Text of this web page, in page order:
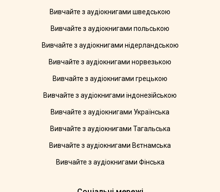
Вивчайте з аудіокнигами шведською
Вивчайте з аудіокнигами польською
Вивчайте з аудіокнигами нідерландською
Вивчайте з аудіокнигами норвезькою
Вивчайте з аудіокнигами грецькою
Вивчайте з аудіокнигами індонезійською
Вивчайте з аудіокнигами Українська
Вивчайте з аудіокнигами Тагальська
Вивчайте з аудіокнигами Вєтнамська
Вивчайте з аудіокнигами Фінська